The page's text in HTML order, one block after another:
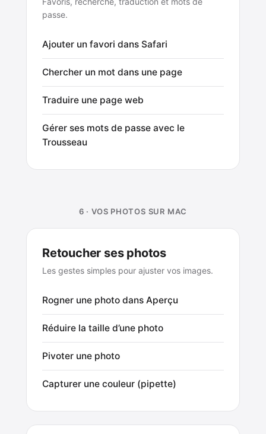
passe.
Ajouter un favori dans Safari
Chercher un mot dans une page
Traduire une page web
Gérer ses mots de passe avec le
Trousseau
6 · VOS PHOTOS SUR MAC
Retoucher ses photos
Les gestes simples pour ajuster vos images.
Rogner une photo dans Aperçu
Réduire la taille d’une photo
Pivoter une photo
Capturer une couleur (pipette)